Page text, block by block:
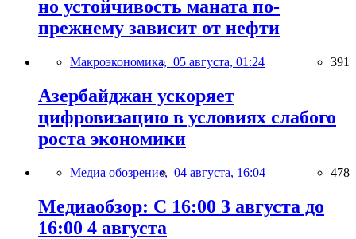
но устойчивость маната по-
прежнему зависит от нефти
Макроэкономика, 05 августа, 01:24 391
Азербайджан ускоряет
цифровизацию в условиях слабого
роста экономики
Медиа обозрение, 04 августа, 16:04 478
Медиаобзор: С 16:00 3 августа до
16:00 4 августа